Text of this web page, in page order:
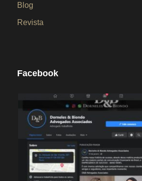
Blog
Revista
Facebook